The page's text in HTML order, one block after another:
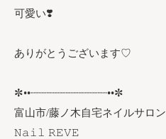
⁡可愛い❣️
ありがとうございます♡
✼••┈┈┈┈┈┈┈┈┈┈┈┈••✼
富山市/藤ノ木自宅ネイルサロン
𝙽𝚊𝚒𝚕 𝚁𝙴𝚅𝙴